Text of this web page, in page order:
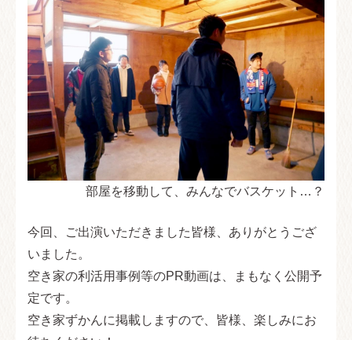
部屋を移動して、みんなでバスケット…？
今回、ご出演いただきました皆様、ありがとうござ
いました。
空き家の利活用事例等のPR動画は、まもなく公開予
定です。
空き家ずかんに掲載しますので、皆様、楽しみにお